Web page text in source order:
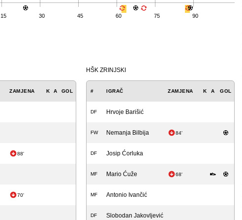
15 30 45 60 75 90
ZAMJENA K A GOL
88'
70'
HŠK ZRINJSKI
# IGRAČ ZAMJENA K A GOL
DF Hrvoje Barišić
FW Nemanja Bilbija 84'
DF Josip Ćorluka
MF Mario Ćuže 68'
MF Antonio Ivančić
DF Slobodan Jakovljević